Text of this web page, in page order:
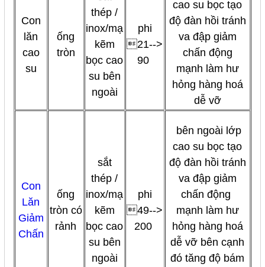
Con
lăn
cao
su
ống
tròn
thép /
inox/mạ
kẽm
bọc cao
su bên
ngoài
phi
21-->
90
cao su bọc tạo
độ đàn hồi tránh
va đập giảm
chấn động
mạnh làm hư
hỏng hàng hoá
dễ vỡ
Con
Lăn
Giảm
Chấn
ống
tròn có
rảnh
sắt
thép /
inox/mạ
kẽm
bọc cao
su bên
ngoài
phi
49-->
200
bên ngoài lớp
cao su bọc tạo
độ đàn hồi tránh
va đập giảm
chấn động
mạnh làm hư
hỏng hàng hoá
dễ vỡ bên cạnh
đó tăng độ bám